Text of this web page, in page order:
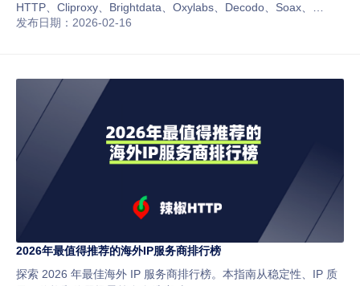
HTTP、Cliproxy、Brightdata、Oxylabs、Decodo、Soax、
Netnut与Webshare，从价格、稳定性、IP质量和适用场景全面分
发布日期：2026-02-16
2026年最值得推荐的海外IP服务商排行榜
探索 2026 年最佳海外 IP 服务商排行榜。本指南从稳定性、IP 质